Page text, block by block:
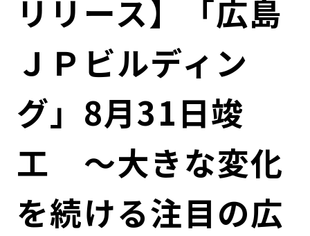
コンダクト向上の取組み
ローカル共創イニシアティブ
財務情報・IR資料
IRニュース
IRカレンダー
持続可能な金融のフレームワーク
環境
ESGデータ集
リリース】「広島
ＪＰビルディン
グ」8月31日竣
工 ～大きな変化
を続ける注目の広